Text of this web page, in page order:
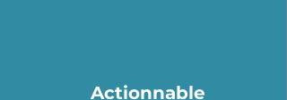
Actionnable